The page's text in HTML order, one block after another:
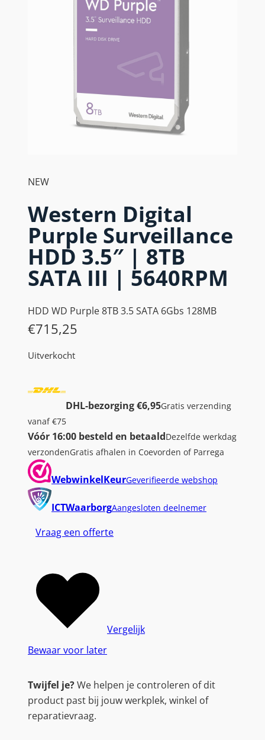
NEW
Western Digital
Purple Surveillance
HDD 3.5″ | 8TB
SATA III | 5640RPM
HDD WD Purple 8TB 3.5 SATA 6Gbs 128MB
€715,25
Uitverkocht
DHL-bezorging €6,95Gratis verzending
vanaf €75
Vóór 16:00 besteld en betaaldDezelfde werkdag
verzondenGratis afhalen in Coevorden of Parrega
WebwinkelKeurGeverifieerde webshop
ICTWaarborgAangesloten deelnemer
Vraag een offerte
Bewaar voor later
Vergelijk
Twijfel je?We helpen je controleren of dit
product past bij jouw werkplek, winkel of
reparatievraag.